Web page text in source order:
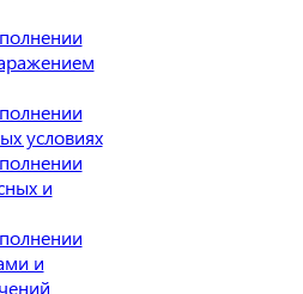
условиях
и
и